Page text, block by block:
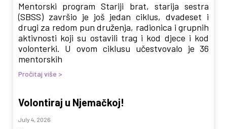
Mentorski program Stariji brat, starija sestra
(SBSS) završio je još jedan ciklus, dvadeset i
drugi za redom pun druženja, radionica i grupnih
aktivnosti koji su ostavili trag i kod djece i kod
volonterki. U ovom ciklusu učestvovalo je 36
mentorskih
Pročitaj više >
Volontiraj u Njemačkoj!
July 4, 2026